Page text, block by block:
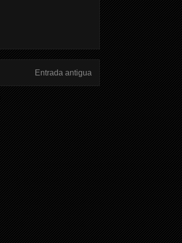
Entrada antigua